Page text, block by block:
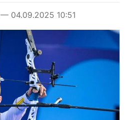
— 04.09.2025 10:51